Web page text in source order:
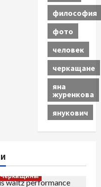
философия
фото
человек
черкащане
яна
журенкова
янукович